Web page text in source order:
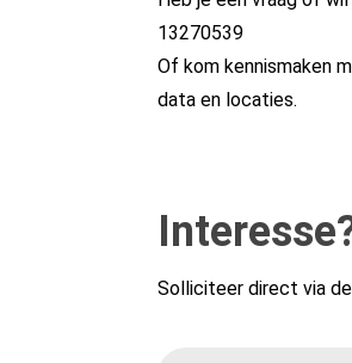
13270539
Of kom kennismaken
data en locaties.
Solliciteer direct via de